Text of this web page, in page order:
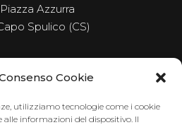
Cookie
utilizziamo tecnologie come i cookie
alle informazioni del dispositivo. Il
Azzurra
Spulico (CS)
Social